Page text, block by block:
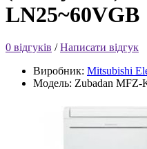
LN25~60VGB
0 відгуків /Написати відгук
Виробник: Mitsubishi
Модель: Zubadan MFZ-